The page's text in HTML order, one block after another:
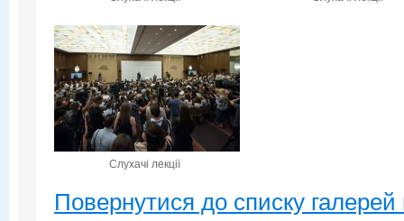
Слухачі лекції
Повернутися до списку галерей